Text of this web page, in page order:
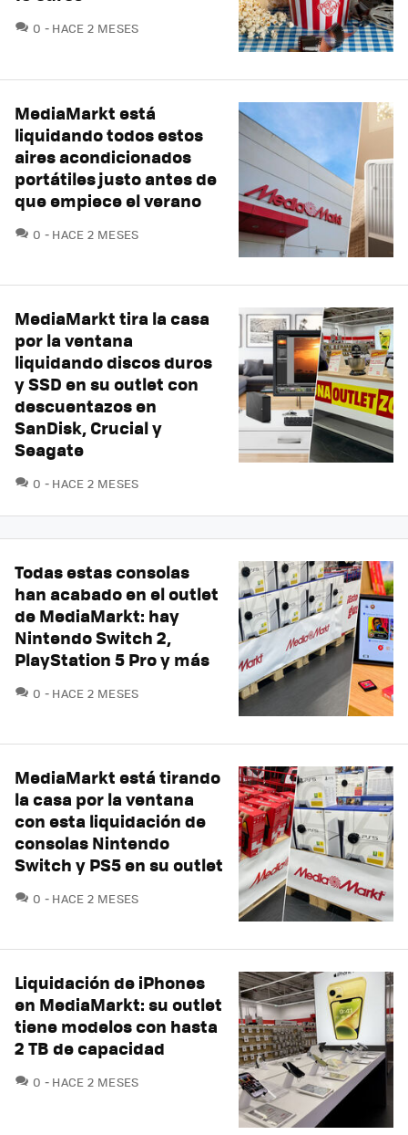
0 COMENTARIOS
HACE 2 MESES
MediaMarkt está
liquidando todos estos
aires acondicionados
portátiles justo antes de
que empiece el verano
0 COMENTARIOS
HACE 2 MESES
MediaMarkt tira la casa
por la ventana
liquidando discos duros
y SSD en su outlet con
descuentazos en
SanDisk, Crucial y
Seagate
0 COMENTARIOS
HACE 2 MESES
Todas estas consolas
han acabado en el outlet
de MediaMarkt: hay
Nintendo Switch 2,
PlayStation 5 Pro y más
0 COMENTARIOS
HACE 2 MESES
MediaMarkt está tirando
la casa por la ventana
con esta liquidación de
consolas Nintendo
Switch y PS5 en su outlet
0 COMENTARIOS
HACE 2 MESES
Liquidación de iPhones
en MediaMarkt: su outlet
tiene modelos con hasta
2 TB de capacidad
0 COMENTARIOS
HACE 2 MESES